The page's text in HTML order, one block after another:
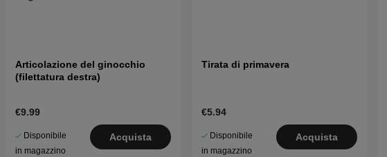
Articolazione del ginocchio
(filettatura destra)
€9.99
Disponibile
in magazzino
Acquista
Tirata di primavera
€5.94
Disponibile
in magazzino
Acquista